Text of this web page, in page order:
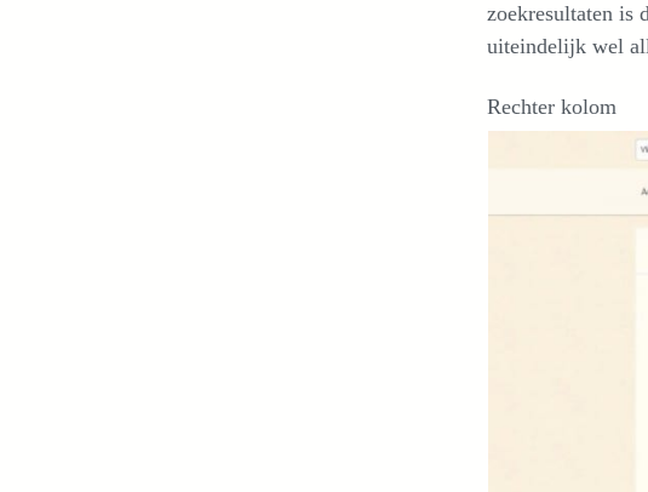
zoekresultaten is
uiteindelijk wel
Rechter kolom